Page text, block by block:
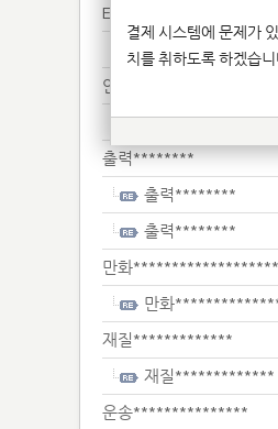
안녕*****************
안녕
출력********
출력********
출력********
만화
만화
재질*************
재질*************
운송***************
결제 시스템에 문제가
치를 취하도록 하겠습